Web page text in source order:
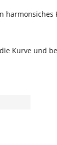
Kurve und